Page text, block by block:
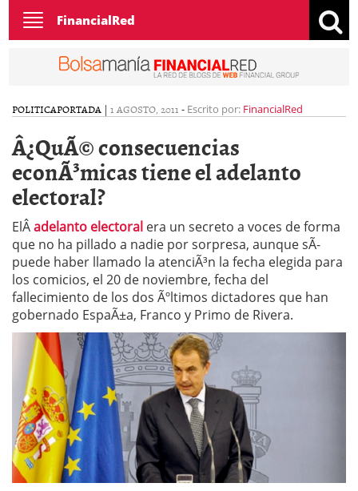
Toggle
navigation
FinancialRed
POLITICAPORTADA | 1 AGOSTO, 2011 - Escrito por: FinancialRed
Â¿QuÃ© consecuencias
econÃ³micas tiene el adelanto
electoral?
ElÂadelanto electoral era un secreto a voces de forma
que no ha pillado a nadie por sorpresa, aunque sÃ­
puede haber llamado la atenciÃ³n la fecha elegida para
los comicios, el 20 de noviembre, fecha del
fallecimiento de los dos Ãºltimos dictadores que han
gobernado EspaÃ±a, Franco y Primo de Rivera.